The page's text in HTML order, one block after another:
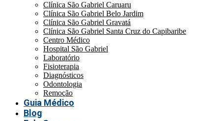
Clínica São Gabriel Caruaru
Clínica São Gabriel Belo Jardim
Clínica São Gabriel Gravatá
Clínica São Gabriel Santa Cruz do Capibaribe
Centro Médico
Hospital São Gabriel
Laboratório
Fisioterapia
Diagnósticos
Odontologia
Remoção
Guia Médico
Blog